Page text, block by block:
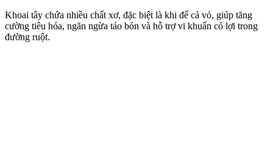
Khoai tây chứa nhiều chất xơ, đặc biệt là khi để cả vỏ, giúp tăng
cường tiêu hóa, ngăn ngừa táo bón và hỗ trợ vi khuẩn có lợi trong
đường ruột.